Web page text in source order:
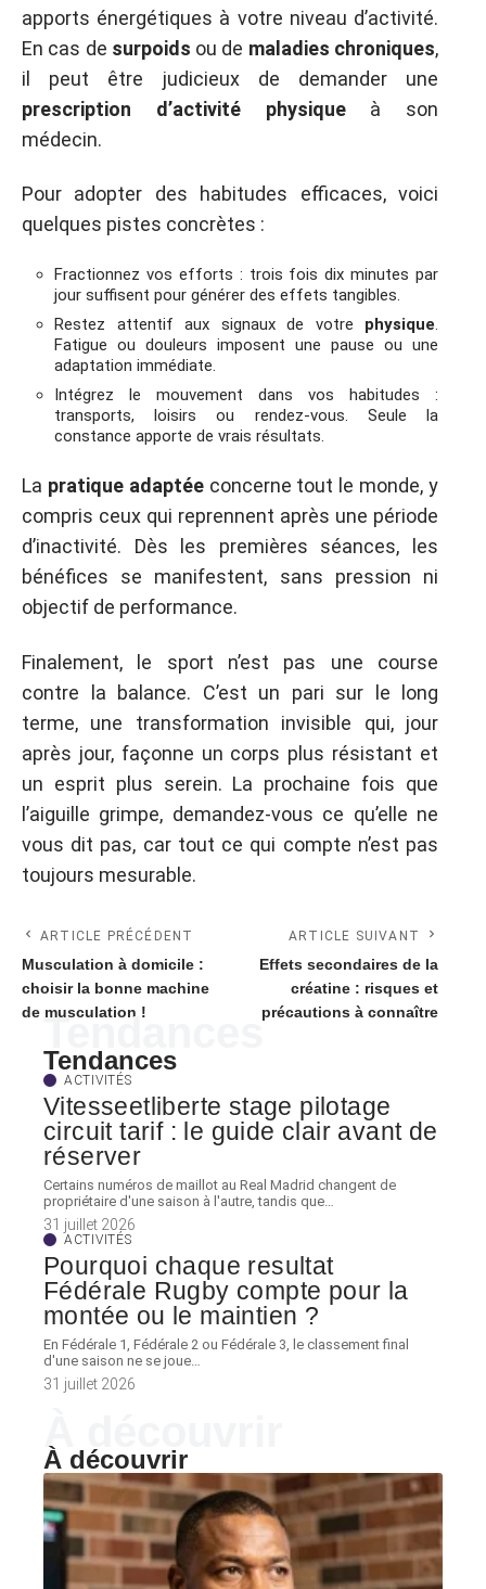
apports énergétiques à votre niveau d’activité.
En cas de surpoids ou de maladies chroniques,
il peut être judicieux de demander une
prescription d’activité physiqueà son
médecin.
Pour adopter des habitudes efficaces, voici
quelques pistes concrètes :
Fractionnez vos efforts : trois fois dix minutes par
jour suffisent pour générer des effets tangibles.
Restez attentif aux signaux de votre physique
Fatigue ou douleurs imposent une pause ou une
adaptation immédiate.
Intégrez le mouvement dans vos habitudes :
transports, loisirs ou rendez-vous. Seule la
constance apporte de vrais résultats.
La pratique adaptéeconcerne tout le monde, y
compris ceux qui reprennent après une période
d’inactivité. Dès les premières séances, les
bénéfices se manifestent, sans pression ni
objectif de performance.
Finalement, le sport n’est pas une course
contre la balance. C’est un pari sur le long
terme, une transformation invisible qui, jour
après jour, façonne un corps plus résistant et
un esprit plus serein. La prochaine fois que
l’aiguille grimpe, demandez-vous ce qu’elle ne
vous dit pas, car tout ce qui compte n’est pas
toujours mesurable.
ARTICLE PRÉCÉDENT
Musculation à domicile :
choisir la bonne machine
de musculation !
ARTICLE SUIVANT
Effets secondaires de la
créatine : risques et
précautions à connaître
Tendances
Tendances
ACTIVITÉS
Vitesseetliberte stage pilotage
circuit tarif : le guide clair avant de
réserver
Certains numéros de maillot au Real Madrid changent de
propriétaire d'une saison à l'autre, tandis que
31 juillet 2026
ACTIVITÉS
Pourquoi chaque resultat
Fédérale Rugby compte pour la
montée ou le maintien ?
En Fédérale 1, Fédérale 2 ou Fédérale 3, le classement final
d'une saison ne se joue
31 juillet 2026
À découvrir